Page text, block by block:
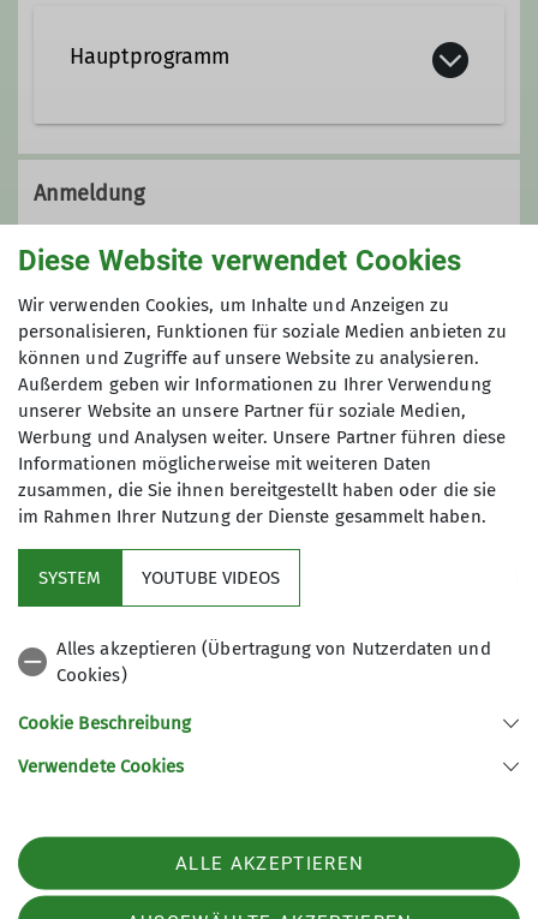
Hauptprogramm
Anmeldung
Anmeldung zur Terminabsprache erforderlich
Maximale Teilnehmeranzahl
10
77654 Offenburg
Telefon +497819709190
Diese Website verwendet Cookies
Wir verwenden Cookies, um Inhalte und Anzeigen zu
personalisieren, Funktionen für soziale Medien anbieten zu
können und Zugriffe auf unsere Website zu analysieren.
Außerdem geben wir Informationen zu Ihrer Verwendung
unserer Website an unsere Partner für soziale Medien,
Werbung und Analysen weiter. Unsere Partner führen diese
Informationen möglicherweise mit weiteren Daten
zusammen, die Sie ihnen bereitgestellt haben oder die sie
im Rahmen Ihrer Nutzung der Dienste gesammelt haben.
SYSTEM YOUTUBE VIDEOS
Alles akzeptieren (Übertragung von Nutzerdaten und
Cookies)
Cookie Beschreibung
Verwendete Cookies
ALLE AKZEPTIEREN